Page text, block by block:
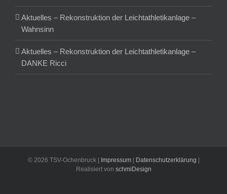
Aktuelles – Rekonstruktion der Leichtathletikanlage –
Wahnsinn
Aktuelles – Rekonstruktion der Leichtathletikanlage –
DANKE Ricci
© 2026 TSV-Ochenbruck | Impressum| Datenschutzerklärung |
Realisiert von schmiDesign